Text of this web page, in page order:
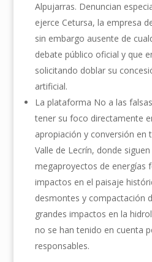
Alpujarras. Denuncian
ejerce Cetursa, la empresa
sin embargo ausente de
debate público oficial y que
solicitando doblar su
artificial.
La plataforma No a las
tener su foco directamente
apropiación y conversión en
Valle de Lecrín, donde
megaproyectos de energías
impactos en el paisaje
desmontes y compactación
grandes impactos en la
no se han tenido en cuenta
responsables.